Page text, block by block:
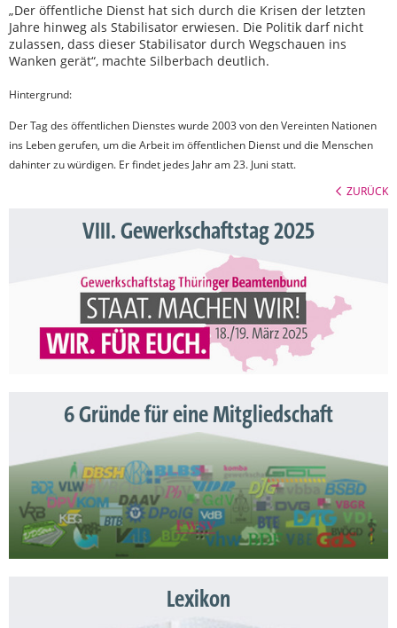
„Der öffentliche Dienst hat sich durch die Krisen der letzten
Jahre hinweg als Stabilisator erwiesen. Die Politik darf nicht
zulassen, dass dieser Stabilisator durch Wegschauen ins
Wanken gerät“, machte Silberbach deutlich.
Hintergrund:
Der Tag des öffentlichen Dienstes wurde 2003 von den Vereinten Nationen
ins Leben gerufen, um die Arbeit im öffentlichen Dienst und die Menschen
dahinter zu würdigen. Er findet jedes Jahr am 23. Juni statt.
ZURÜCK
VIII. Gewerkschaftstag 2025
6 Gründe für eine Mitgliedschaft
Lexikon